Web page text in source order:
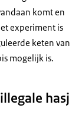
komt en
experiment is
keten van
mogelijk is.
hasj